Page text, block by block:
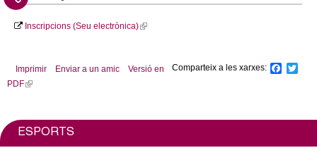
Inscripcions (Seu electrònica)(
n
Comparteix a les xarxes:
F
k
T
Imprimir Enviar a un amic
Versió en
PDF(
n
ESPORTS